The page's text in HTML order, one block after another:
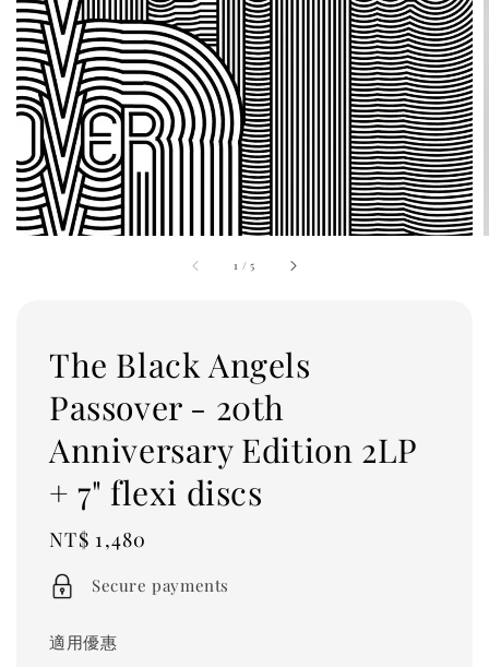
1 /5
The Black Angels
Passover - 20th
Anniversary Edition 2LP
+ 7" flexi discs
Regular
price
NT$ 1,480
Secure payments
適用優惠